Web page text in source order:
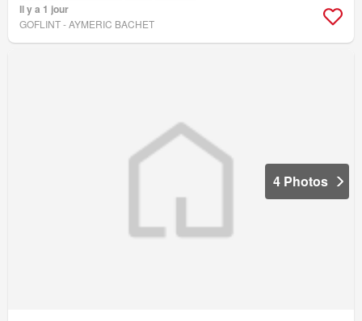
Il y a 1 jour
GOFLINT - AYMERIC BACHET
4 Photos